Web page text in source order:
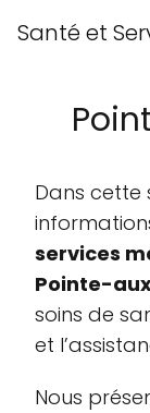
Santé et
Dans cette
services
Pointe-
soins de
et
Nous